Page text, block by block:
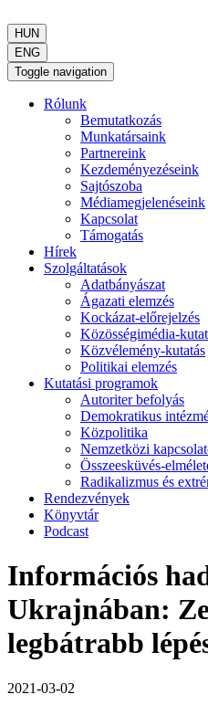
HUN
ENG
Toggle navigation
Rólunk
Bemutatkozás
Munkatársaink
Partnereink
Kezdeményezéseink
Sajtószoba
Médiamegjelenéseink
Kapcsolat
Támogatás
Hírek
Szolgáltatások
Adatbányászat
Ágazati elemzés
Kockázat-előrejelzés
Közösségimédia-
Közvélemény-kutatás
Politikai elemzés
Kutatási programok
Autoriter befolyás
Demokratikus
Közpolitika
Nemzetközi
Összeesküvés-
Radikalizmus és
Rendezvények
Könyvtár
Podcast
Információs
Ukrajnában:
legbátrabb
2021-03-02